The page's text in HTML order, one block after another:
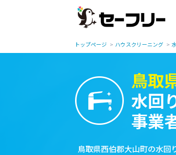
トップページ ハウスクリーニング
鳥取
水回
事業
鳥取県西伯郡大山町の水回